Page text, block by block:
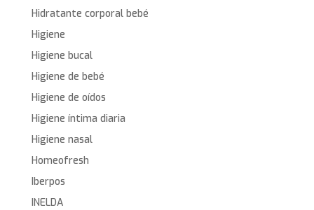
Hidratante corporal bebé
Higiene
Higiene bucal
Higiene de bebé
Higiene de oídos
Higiene íntima diaria
Higiene nasal
Homeofresh
Iberpos
INELDA